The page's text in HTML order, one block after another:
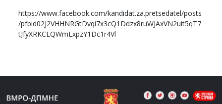
https://www.facebook.com/kandidat.za.pretsedatel/posts
/pfbid02J2VHHNRGtDvqi7x3cQ1Ddzx8ruWJAxVN2uit5qT7
tJfyXRKCLQWmLxpzY1Dc1r4Vl